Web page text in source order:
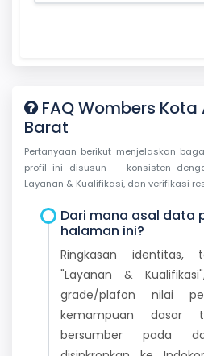
FAQ Wombers
Barat
Pertanyaan berikut menjelaskan
profil ini disusun — konsisten
Layanan & Kualifikasi, dan verifikasi
Dari mana asal data
halaman ini?
Ringkasan identitas,
"Layanan &
grade/plafon nilai
kemampuan dasar
bersumber pada